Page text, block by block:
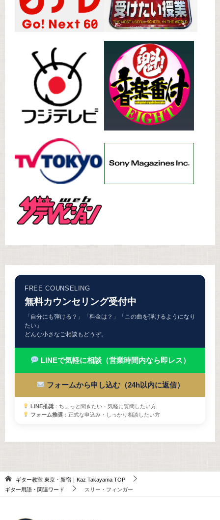
FREE COUNSELING
無料カウンセリング受付中
「自分にも弾ける？」「料金は？」「この曲を弾けるようになり
たい」
どんな小さなご相談もどうぞ。
LINEで気軽に相談（営業時間内なら即レス）
フォームから申し込む（24h以内に返信）
LINE推奨：ちょっと聞きたい・気軽に質問したい方
フォーム推奨：正式な申込み・しっかり相談したい方
ギター教室 東京・新宿｜Kaz Takayama TOP
ギター用語・関連ワード
スリー・フィンガー